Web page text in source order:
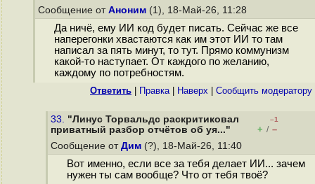
Сообщение от Аноним (1), 18-Май-26, 11:28
Да ничё, ему ИИ код будет писать. Сейчас же все
наперегонки хвастаются как им этот ИИ то там
написал за пять минут, то тут. Прямо коммунизм
какой-то наступает. От каждого по желанию,
каждому по потребностям.
Ответить Правка| Наверх Cообщить модератору
33. "Линус Торвальдс раскритиковал
приватный разбор отчётов об уя..."
–1
+ / –
Сообщение от Дим (?), 18-Май-26, 11:40
Вот именно, если все за тебя делает ИИ... зачем
нужен ты сам вообще? Что от тебя твоё?